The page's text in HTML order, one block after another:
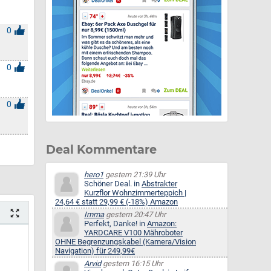
0
0
0
Deal Kommentare
hero1 gestern 21:39 Uhr
Schöner Deal. in Abstrakter
Kurzflor Wohnzimmerteppich |
24,64 € statt 29,99 € (-18%) Amazon
Immagestern 20:47 Uhr
Perfekt, Danke! in Amazon:
YARDCARE V100 Mähroboter
OHNE Begrenzungskabel (Kamera/Vision
Navigation) für 249,99€
Arvidgestern 16:15 Uhr